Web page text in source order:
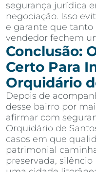
segurança jurídica
negociação. Isso
e garante que
vendedor fechem
Conclusão:
Certo Para
Orquidário
Depois de
desse bairro por
afirmar com
Orquidário de
casos em que
patrimonial
preservada,